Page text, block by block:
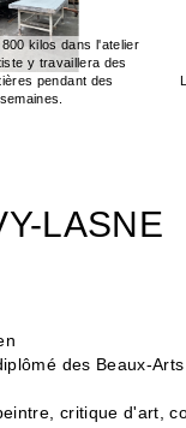
kilos dans l'atelier
y travaillera des
pendant des
semaines.
LASNE
des Beaux-
critique d'art,